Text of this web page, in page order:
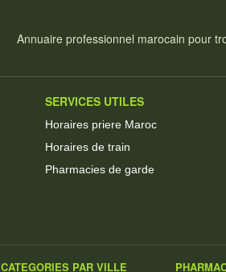
Annuaire professionnel marocain pour
SERVICES UTILES
Horaires priere Maroc
Horaires de train
Pharmacies de garde
CATEGORIES PAR VILLE